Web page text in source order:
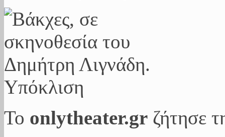
Το onlytheater.gr ζήτησε